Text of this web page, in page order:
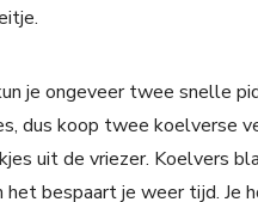
je ongeveer twee snelle
dus koop twee koelverse
uit de vriezer. Koelvers
bespaart je weer tijd. Je